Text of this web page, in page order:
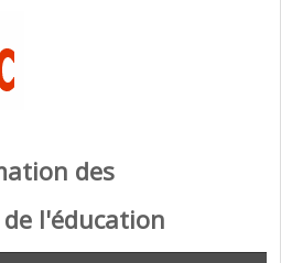
des
l'éducation